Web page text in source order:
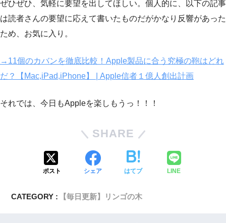
ぜひぜひ、気軽に要望を出してほしい。個人的に、以下の記事
は読者さんの要望に応えて書いたものだがかなり反響があった
ため、お気に入り。
→11個のカバンを徹底比較！Apple製品に合う究極の鞄はどれ
だ？【Mac,iPad,iPhone】 | Apple信者１億人創出計画
それでは、今日もAppleを楽しもうっ！！！
SHARE
ポスト シェア はてブ LINE
CATEGORY : 【毎日更新】リンゴの木